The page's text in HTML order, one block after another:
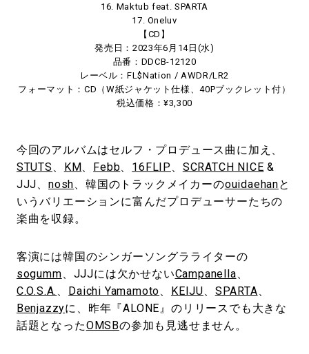
16. Maktub feat. SPARTA
17. Oneluv
【CD】
発売日：2023年6月14日(水)
品番：DDCB-12120
レーベル：FL$Nation / AWDR/LR2
フォーマット：CD（W紙ジャケット仕様、40Pブックレット付）
税込価格：¥3,300
今回のアルバムはセルフ・プロデュース曲に加え、
STUTS
KM Febb 16FLIP SCRATCH NICE &
JJJ、nosh 、韓国のトラックメイカーのouidaehanと
いうバリエーションに富んだプロデューサーたちの
楽曲を収録。
客演には韓国のシンガーソングラライターの
sogumm 、JJJには欠かせないCampanella
C.O.S.A.
Daichi Yamamoto KEIJU SPARTA
Benjazzyに、昨年『ALONE』のリリースでも大きな
話題となったOMSBの参加も見逃せません。